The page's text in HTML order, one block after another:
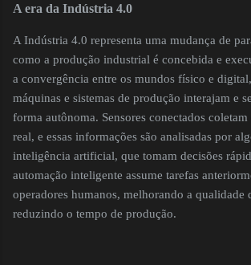
A era da Indústria 4.0
A Indústria 4.0 representa uma mudança de
como a produção industrial é concebida e
a convergência entre os mundos físico e
máquinas e sistemas de produção interajam e
forma autônoma. Sensores conectados
real, e essas informações são analisadas por
inteligência artificial, que tomam decisões
automação inteligente assume tarefas
operadores humanos, melhorando a qualidade
reduzindo o tempo de produção.